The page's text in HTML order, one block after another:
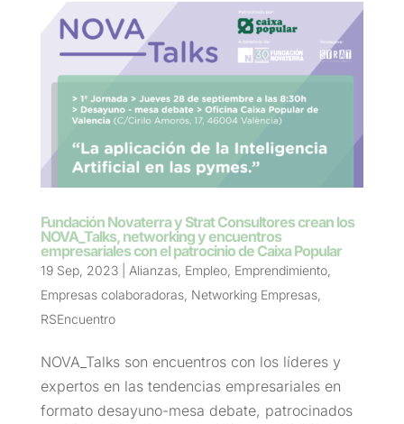
Fundación Novaterra y Strat Consultores crean los
NOVA_Talks, networking y encuentros
empresariales con el patrocinio de Caixa Popular
19 Sep, 2023| Alianzas, Empleo, Emprendimiento,
Empresas colaboradoras, Networking Empresas,
RSEncuentro
NOVA_Talks son encuentros con los líderes y
expertos en las tendencias empresariales en
formato desayuno-mesa debate, patrocinados